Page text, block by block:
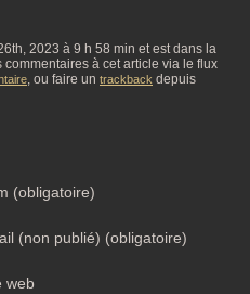
2023 à 9 h 58 min et est dans la
commentaires à cet article via le flux
, ou faire un trackback depuis
(obligatoire)
(non publié) (obligatoire)
web